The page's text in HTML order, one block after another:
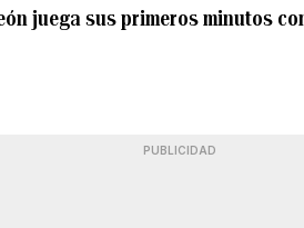
juega sus primeros minutos
PUBLICIDAD